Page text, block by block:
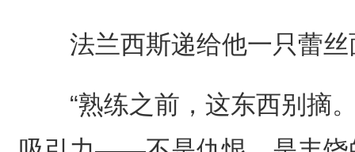
法兰西斯递给他一只蕾丝
“熟练之前，这东西别摘。